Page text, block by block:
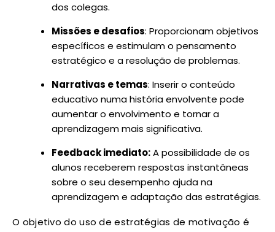
dos colegas.
Missões e desafios: Proporcionam objetivos
específicos e estimulam o pensamento
estratégico e a resolução de problemas.
Narrativas e temas: Inserir o conteúdo
educativo numa história envolvente pode
aumentar o envolvimento e tornar a
aprendizagem mais significativa.
Feedback imediato:A possibilidade de os
alunos receberem respostas instantâneas
sobre o seu desempenho ajuda na
aprendizagem e adaptação das estratégias.
O objetivo do uso de estratégias de motivação é